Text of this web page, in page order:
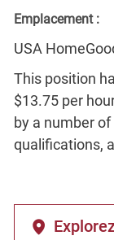
Emplacement :
USA
This position
$13.75 per
by a number
qualifications,